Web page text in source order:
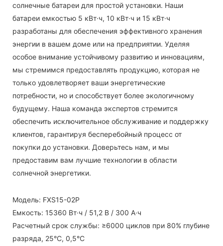
солнечные батареи для простой установки. Наши
батареи емкостью 5 кВт·ч, 10 кВт·ч и 15 кВт·ч
разработаны для обеспечения эффективного хранения
энергии в вашем доме или на предприятии. Уделяя
особое внимание устойчивому развитию и инновациям,
мы стремимся предоставлять продукцию, которая не
только удовлетворяет ваши энергетические
потребности, но и способствует более экологичному
будущему. Наша команда экспертов стремится
обеспечить исключительное обслуживание и поддержку
клиентов, гарантируя бесперебойный процесс от
покупки до установки. Доверьтесь нам, и мы
предоставим вам лучшие технологии в области
солнечной энергетики.
Модель: FXS15-02P
Емкость: 15360 Вт·ч / 51,2 В / 300 А·ч
Расчетный срок службы: ≥6000 циклов при 80% глубине
разряда, 25°C, 0,5°C